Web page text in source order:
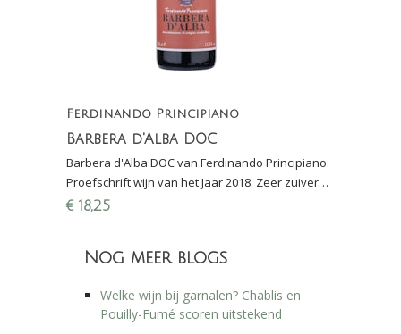
Ferdinando Principiano
Barbera d'Alba DOC
Barbera d'Alba DOC van Ferdinando Principiano:
Proefschrift wijn van het Jaar 2018. Zeer zuivere
natuurwijn uit de Piëmonte (Italië), spontaan vergi
€ 18,25
Nog meer blogs
Welke wijn bij garnalen? Chablis en
Pouilly-Fumé scoren uitstekend